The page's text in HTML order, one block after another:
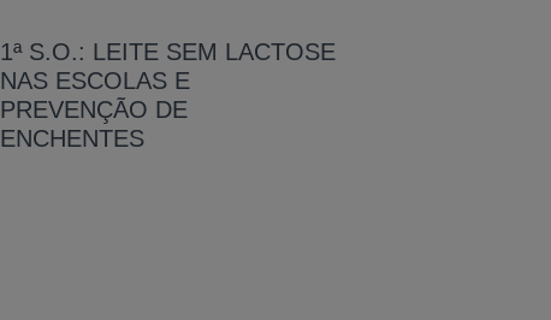
1ª S.O.: LEITE SEM LACTOSE
NAS ESCOLAS E
PREVENÇÃO DE
ENCHENTES